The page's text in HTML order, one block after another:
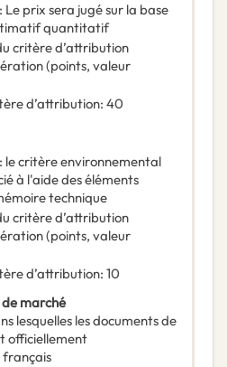
: Le prix sera jugé sur la base
quantitatif
critère d’attribution
(points, valeur
d’attribution: 40
: le critère environnemental
à l'aide des éléments
technique
critère d’attribution
(points, valeur
d’attribution: 10
marché
lesquelles les documents de
officiellement
français